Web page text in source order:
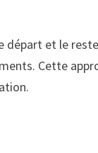
départ et le
Cette